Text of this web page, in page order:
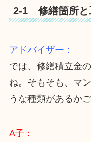
2-1 修繕箇所と
アドバイザー：
では、修繕積立金
ね。そもそも、マ
うな種類があるか
A子：